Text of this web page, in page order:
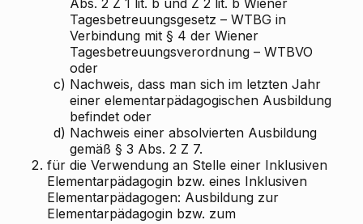
Tagesbetreuungsgesetz – WTBG in
Verbindung mit § 4 der Wiener
Tagesbetreuungsverordnung – WTBVO
oder
c) Nachweis, dass man sich im letzten Jahr
einer elementarpädagogischen Ausbildung
befindet oder
d) Nachweis einer absolvierten Ausbildung
gemäß § 3 Abs. 2 Z 7.
2. für die Verwendung an Stelle einer Inklusiven
Elementarpädagogin bzw. eines Inklusiven
Elementarpädagogen: Ausbildung zur
Elementarpädagogin bzw. zum